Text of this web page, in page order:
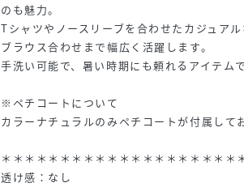
のも魅力。
Tシャツやノースリーブを合わせたカジュア
ブラウス合わせまで幅広く活躍します。
手洗い可能で、暑い時期にも頼れるアイテムで
※ペチコートについて
カラーナチュラルのみペチコートが付属して
＊＊＊＊＊＊＊＊＊＊＊＊＊＊＊＊＊＊＊＊
透け感：なし